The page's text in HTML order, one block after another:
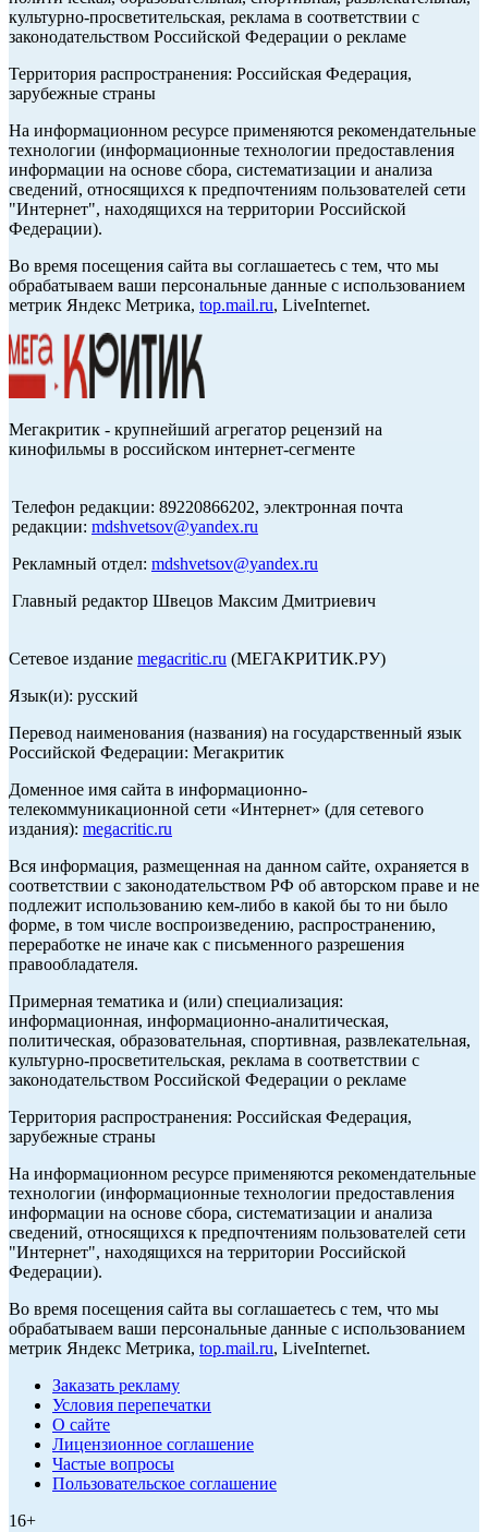
культурно-просветительская, реклама в соответствии с
законодательством Российской Федерации о рекламе
Территория распространения: Российская Федерация,
зарубежные страны
На информационном ресурсе применяются рекомендательные
технологии (информационные технологии предоставления
информации на основе сбора, систематизации и анализа
сведений, относящихся к предпочтениям пользователей сети
"Интернет", находящихся на территории Российской
Федерации).
Во время посещения сайта вы соглашаетесь с тем, что мы
обрабатываем ваши персональные данные с использованием
метрик Яндекс Метрика, top.mail.ru, LiveInternet.
Мегакритик - крупнейший агрегатор рецензий на
кинофильмы в российском интернет-сегменте
Телефон редакции: 89220866202, электронная почта
редакции: mdshvetsov@yandex.ru
Рекламный отдел: mdshvetsov@yandex.ru
Главный редактор Швецов Максим Дмитриевич
Сетевое издание megacritic.ru (МЕГАКРИТИК.РУ)
Язык(и): русский
Перевод наименования (названия) на государственный язык
Российской Федерации: Мегакритик
Доменное имя сайта в информационно-
телекоммуникационной сети «Интернет» (для сетевого
издания): megacritic.ru
Вся информация, размещенная на данном сайте, охраняется в
соответствии с законодательством РФ об авторском праве и не
подлежит использованию кем-либо в какой бы то ни было
форме, в том числе воспроизведению, распространению,
переработке не иначе как с письменного разрешения
правообладателя.
Примерная тематика и (или) специализация:
информационная, информационно-аналитическая,
политическая, образовательная, спортивная, развлекательная,
культурно-просветительская, реклама в соответствии с
законодательством Российской Федерации о рекламе
Территория распространения: Российская Федерация,
зарубежные страны
На информационном ресурсе применяются рекомендательные
технологии (информационные технологии предоставления
информации на основе сбора, систематизации и анализа
сведений, относящихся к предпочтениям пользователей сети
"Интернет", находящихся на территории Российской
Федерации).
Во время посещения сайта вы соглашаетесь с тем, что мы
обрабатываем ваши персональные данные с использованием
метрик Яндекс Метрика, top.mail.ru, LiveInternet.
Заказать рекламу
Условия перепечатки
О сайте
Лицензионное соглашение
Частые вопросы
Пользовательское соглашение
16+